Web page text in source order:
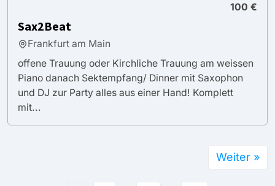
100 €
Sax2Beat
Frankfurt am Main
offene Trauung oder Kirchliche Trauung am weissen
Piano danach Sektempfang/ Dinner mit Saxophon
und DJ zur Party alles aus einer Hand! Komplett
mit...
Weiter »